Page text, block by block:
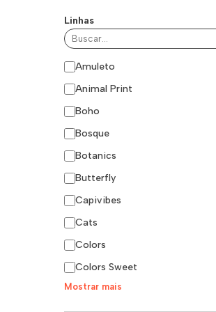
Linhas
Amuleto
Animal Print
Boho
Bosque
Botanics
Butterfly
Capivibes
Cats
Colors
Colors Sweet
Mostrar mais